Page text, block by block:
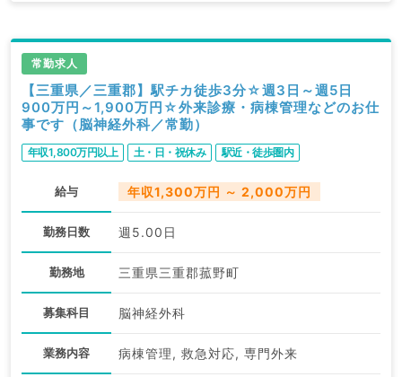
求人内容の詳細等はお気軽にお問合せ下さい。
常勤求人
【三重県／三重郡】駅チカ徒歩3分☆週3日～週5日
900万円～1,900万円☆外来診療・病棟管理などのお仕
事です（脳神経外科／常勤）
年収1,800万円以上 土・日・祝休み 駅近・徒歩圏内
給与 年収1,300万円 ～ 2,000万円
勤務日数 週5.00日
勤務地 三重県三重郡菰野町
募集科目 脳神経外科
業務内容 病棟管理, 救急対応, 専門外来